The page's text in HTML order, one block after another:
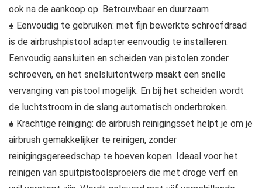
ook na de aankoop op. Betrouwbaar en duurzaam
♠ Eenvoudig te gebruiken: met fijn bewerkte schroefdraad
is de airbrushpistool adapter eenvoudig te installeren.
Eenvoudig aansluiten en scheiden van pistolen zonder
schroeven, en het snelsluitontwerp maakt een snelle
vervanging van pistool mogelijk. En bij het scheiden wordt
de luchtstroom in de slang automatisch onderbroken.
♠ Krachtige reiniging: de airbrush reinigingsset helpt je om je
airbrush gemakkelijker te reinigen, zonder
reinigingsgereedschap te hoeven kopen. Ideaal voor het
reinigen van spuitpistoolsproeiers die met droge verf en